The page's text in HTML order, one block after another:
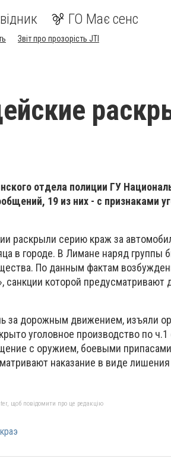
ГО Має сенс
Звіт про прозорість JTI
отдела полиции ГУ
19 из них - с признаками
раскрыли серию краж за
в городе. В Лимане наряд группы
По данным фактам
санкции которой предусматривают
за дорожным движением, изъяли
уголовное производство по ч.1
с оружием, боевыми
наказание в виде
щоб повідомити про це редакцію